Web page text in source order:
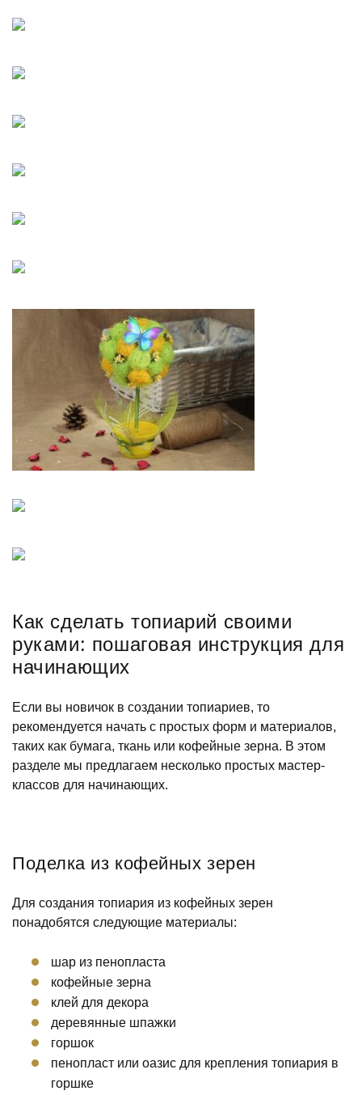
Как сделать топиарий своими
руками: пошаговая инструкция для
начинающих
Если вы новичок в создании топиариев, то
рекомендуется начать с простых форм и материалов,
таких как бумага, ткань или кофейные зерна. В этом
разделе мы предлагаем несколько простых мастер-
классов для начинающих.
Поделка из кофейных зерен
Для создания топиария из кофейных зерен
понадобятся следующие материалы:
шар из пенопласта
кофейные зерна
клей для декора
деревянные шпажки
горшок
пенопласт или оазис для крепления топиария в
горшке